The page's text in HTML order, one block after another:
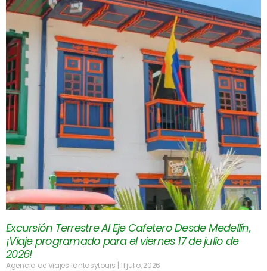
Excursión Terrestre Al Eje Cafetero Desde Medellín,
¡Viaje programado para el viernes 17 de julio de
2026!
Agencia de Viajes fantasytours 11 julio, 2026